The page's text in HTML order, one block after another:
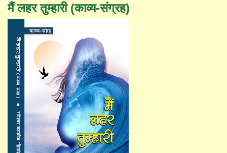
मैं लहर तुम्हारी (काव्य-संग्रह)